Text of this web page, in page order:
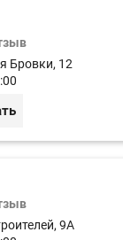
Бровки, 12
9A